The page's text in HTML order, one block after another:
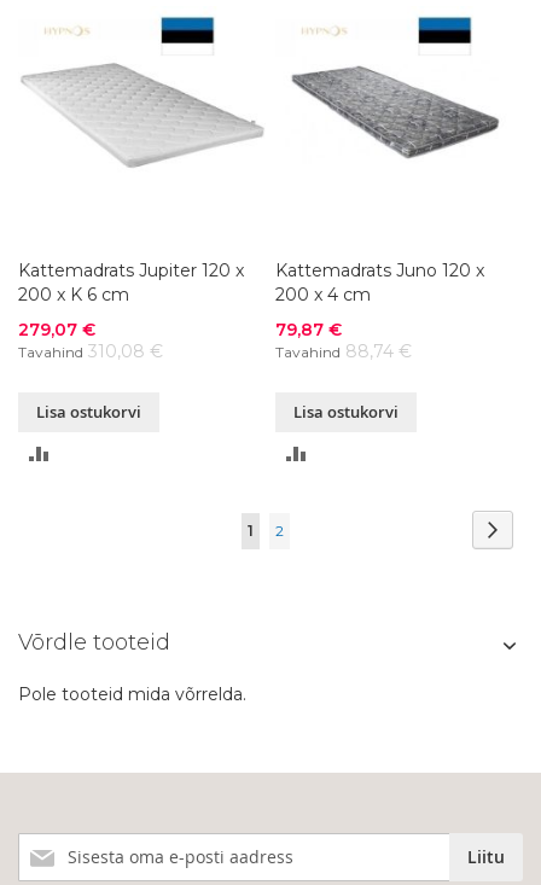
Kattemadrats Jupiter 120 x
200 x K 6 cm
Soodushind
279,07 €
Tavahind 310,08 €
Lisa ostukorvi
Kattemadrats Juno 120 x
200 x 4 cm
Soodushind
79,87 €
Tavahind 88,74 €
Lisa ostukorvi
Page
You're
1 Page
2
Võrdle tooteid
Pole tooteid mida võrrelda.
meie
Liitu